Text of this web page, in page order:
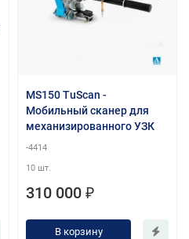
MS150 TuScan -
Мобильный сканер для
механизированного УЗК
-4414
10 шт.
310 000 ₽
В корзину